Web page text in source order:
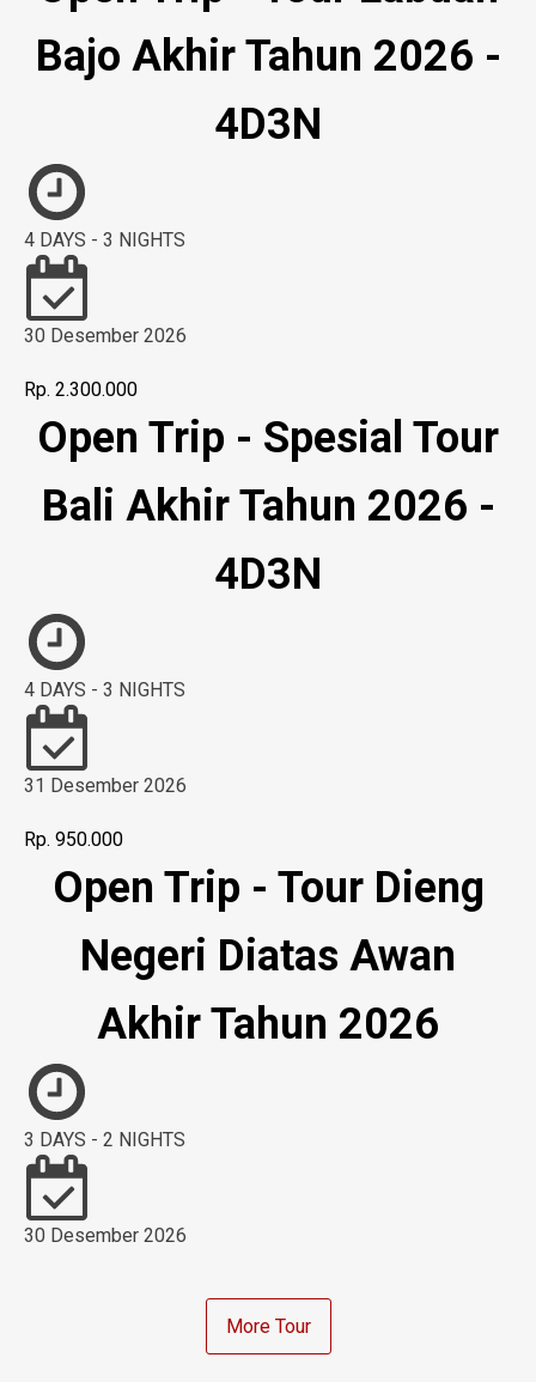
Bajo Akhir Tahun 2026 -
4D3N
4 DAYS - 3 NIGHTS
30 Desember 2026
Rp. 2.300.000
Open Trip - Spesial Tour
Bali Akhir Tahun 2026 -
4D3N
4 DAYS - 3 NIGHTS
31 Desember 2026
Rp. 950.000
Open Trip - Tour Dieng
Negeri Diatas Awan
Akhir Tahun 2026
3 DAYS - 2 NIGHTS
30 Desember 2026
More Tour